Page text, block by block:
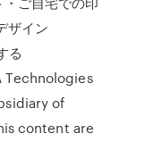
ザイン
る
Technologies
of
content are